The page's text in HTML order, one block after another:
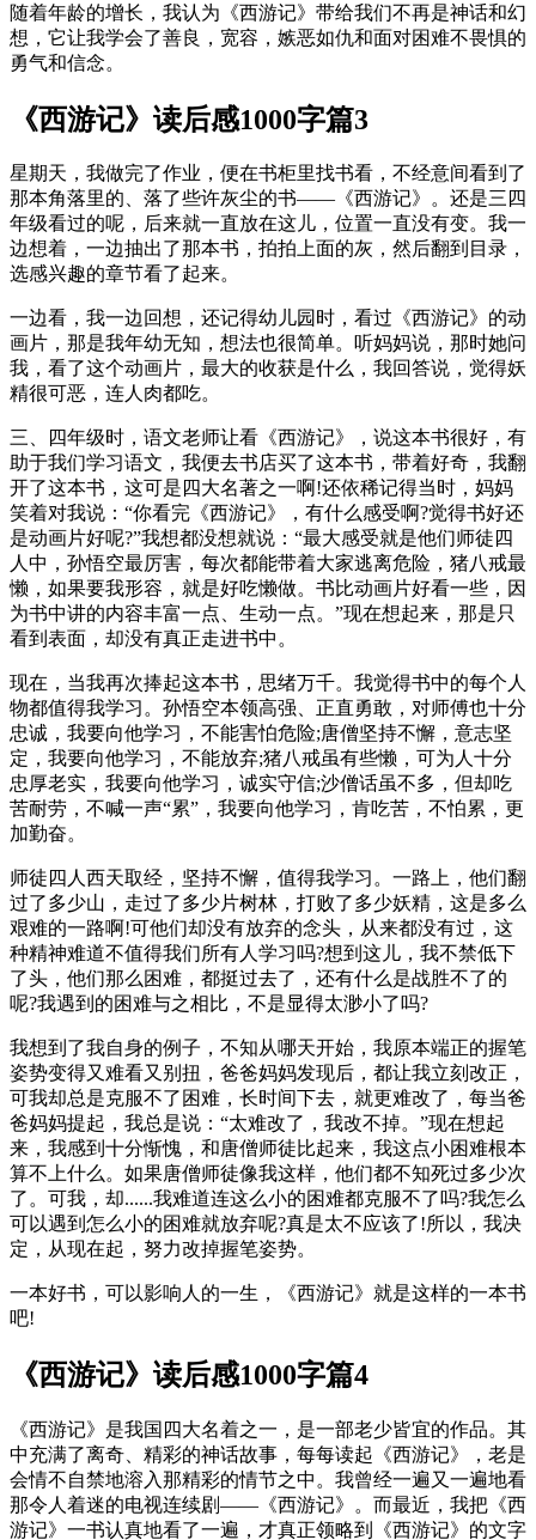
随着年龄的增长，我认为《西游记》带给我们不再是神话和幻
想，它让我学会了善良，宽容，嫉恶如仇和面对困难不畏惧的
勇气和信念。
《西游记》读后感1000字篇3
星期天，我做完了作业，便在书柜里找书看，不经意间看到了
那本角落里的、落了些许灰尘的书——《西游记》。还是三四
年级看过的呢，后来就一直放在这儿，位置一直没有变。我一
边想着，一边抽出了那本书，拍拍上面的灰，然后翻到目录，
选感兴趣的章节看了起来。
一边看，我一边回想，还记得幼儿园时，看过《西游记》的动
画片，那是我年幼无知，想法也很简单。听妈妈说，那时她问
我，看了这个动画片，最大的收获是什么，我回答说，觉得妖
精很可恶，连人肉都吃。
三、四年级时，语文老师让看《西游记》，说这本书很好，有
助于我们学习语文，我便去书店买了这本书，带着好奇，我翻
开了这本书，这可是四大名著之一啊!还依稀记得当时，妈妈
笑着对我说：“你看完《西游记》，有什么感受啊?觉得书好还
是动画片好呢?”我想都没想就说：“最大感受就是他们师徒四
人中，孙悟空最厉害，每次都能带着大家逃离危险，猪八戒最
懒，如果要我形容，就是好吃懒做。书比动画片好看一些，因
为书中讲的内容丰富一点、生动一点。”现在想起来，那是只
看到表面，却没有真正走进书中。
现在，当我再次捧起这本书，思绪万千。 我觉得书中的每个人
物都值得我学习。孙悟空本领高强、正直勇敢，对师傅也十分
忠诚，我要向他学习，不能害怕危险;唐僧坚持不懈，意志坚
定，我要向他学习，不能放弃;猪八戒虽有些懒，可为人十分
忠厚老实，我要向他学习，诚实守信;沙僧话虽不多，但却吃
苦耐劳，不喊一声“累”，我要向他学习，肯吃苦，不怕累，更
加勤奋。
师徒四人西天取经，坚持不懈，值得我学习。一路上，他们翻
过了多少山，走过了多少片树林，打败了多少妖精，这是多么
艰难的一路啊!可他们却没有放弃的念头，从来都没有过，这
种精神难道不值得我们所有人学习吗?想到这儿，我不禁低下
了头，他们那么困难，都挺过去了，还有什么是战胜不了的
呢?我遇到的困难与之相比，不是显得太渺小了吗?
我想到了我自身的例子，不知从哪天开始，我原本端正的握笔
姿势变得又难看又别扭，爸爸妈妈发现后，都让我立刻改正，
可我却总是克服不了困难，长时间下去，就更难改了，每当爸
爸妈妈提起，我总是说：“太难改了，我改不掉。”现在想起
来，我感到十分惭愧，和唐僧师徒比起来，我这点小困难根本
算不上什么。如果唐僧师徒像我这样，他们都不知死过多少次
了。可我，却......我难道连这么小的困难都克服不了吗?我怎么
可以遇到怎么小的困难就放弃呢?真是太不应该了!所以，我决
定，从现在起，努力改掉握笔姿势。
一本好书，可以影响人的一生，《西游记》就是这样的一本书
吧!
《西游记》读后感1000字篇4
《西游记》是我国四大名着之一，是一部老少皆宜的作品。其
中充满了离奇、精彩的神话故事，每每读起《西游记》，老是
会情不自禁地溶入那精彩的情节之中。我曾经一遍又一遍地看
那令人着迷的电视连续剧——《西游记》。而最近，我把《西
游记》一书认真地看了一遍，才真正领略到《西游记》的文字